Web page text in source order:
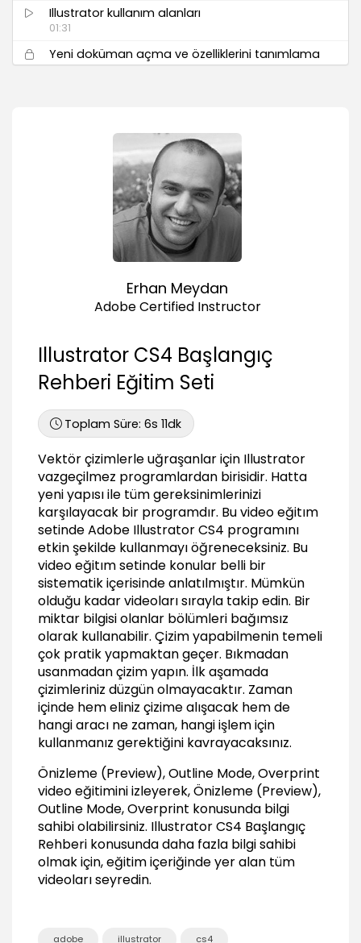
Illustrator kullanım alanları
01:31
Yeni doküman açma ve özelliklerini tanımlama
06:24
Illustrator Arayüz Tanıtımı ve Özellikleri
Kontrol paneli kullanımı ve doküman ayarları
Panel yönetimleri (Workspace)
Doküman üzerinde hareket araçları (Zoom,
Hand, Navigation)
Cetvel, kılavuz ve ızgara kullanımı (Rules,
Önizleme (Preview), Outline Mode, Overprint
06:05
05:40
Temel seçim araçları ve grup oluşturmak
07:18
Katman sıralaması, izolasyon modu (Arrange,
Isolation mode)
04:36
Magic wand ve lasso seçim araçları
05:15
Obje özelliklerine göre seçim, benzer nitelikteki
nesneleri seçme
07:17
Obje Oluşturma Araçları
Tüm temel açık objeleri oluşturma (Arc, Line,
Spiral vb.)
07:16
08:22
Kalem araçları detaylı kullanımı (Pen Tool)
12:00
Kalem araçları detaylı kullanımı (Pencil Tool)
05:04
Obje Düzenleme Araçları (Editting)
Erhan Meydan
Adobe Certified Instructor
Illustrator CS4 Başlangıç
Rehberi Eğitim Seti
Toplam Süre:6s 11dk
Vektör çizimlerle uğraşanlar için Illustrator
vazgeçilmez programlardan birisidir. Hatta
yeni yapısı ile tüm gereksinimlerinizi
karşılayacak bir programdır. Bu video eğitım
setinde Adobe Illustrator CS4 programını
etkin şekilde kullanmayı öğreneceksiniz. Bu
video eğitım setinde konular belli bir
sistematik içerisinde anlatılmıştır. Mümkün
olduğu kadar videoları sırayla takip edin. Bir
miktar bilgisi olanlar bölümleri bağımsız
olarak kullanabilir. Çizim yapabilmenin temeli
çok pratik yapmaktan geçer. Bıkmadan
usanmadan çizim yapın. İlk aşamada
çizimleriniz düzgün olmayacaktır. Zaman
içinde hem eliniz çizime alışacak hem de
hangi aracı ne zaman, hangi işlem için
kullanmanız gerektiğini kavrayacaksınız.
Önizleme (Preview), Outline Mode, Overprint
video eğitimini izleyerek, Önizleme (Preview),
Outline Mode, Overprint konusunda bilgi
sahibi olabilirsiniz. Illustrator CS4 Başlangıç
Rehberi konusunda daha fazla bilgi sahibi
olmak için, eğitim içeriğinde yer alan tüm
videoları seyredin.
adobe illustrator cs4